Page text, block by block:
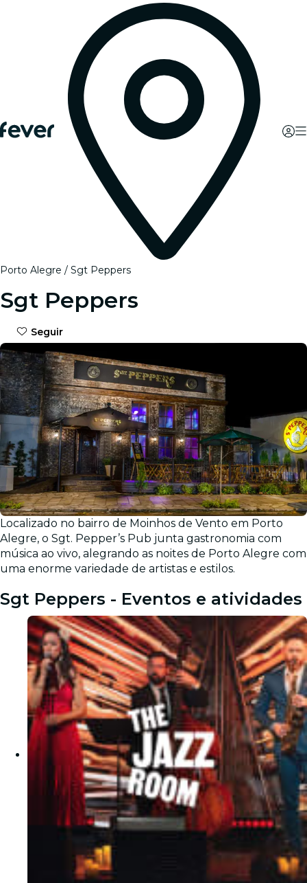
Porto Alegre Sgt Peppers
Sgt Peppers
Seguir
Localizado no bairro de Moinhos de Vento em Porto
Alegre, o Sgt. Pepper’s Pub junta gastronomia com
música ao vivo, alegrando as noites de Porto Alegre com
uma enorme variedade de artistas e estilos.
Sgt Peppers - Eventos e atividades